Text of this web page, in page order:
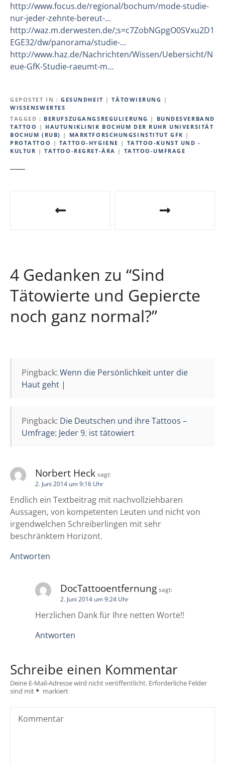
http://www.focus.de/regional/bochum/mode-studie-
nur-jeder-zehnte-bereut-…
http://waz.m.derwesten.de/;s=c7ZobNGpgO0SVxu2D1
EGE32/dw/panorama/studie-…
http://www.haz.de/Nachrichten/Wissen/Uebersicht/N
eue-GfK-Studie-raeumt-m…
GEPOSTET IN GESUNDHEIT |TÄTOWIERUNG |
WISSENSWERTES
TAGGED
BERUFSZUGANGSREGULIERUNG | BUNDESVERBAND
TATTOO | HAUTUNIKLINIK BOCHUM DER RUHR UNIVERSITÄT
BOCHUM (RUB) | MARKTFORSCHUNGSINSTITUT GFK |
PROTATTOO | TATTOO-HYGIENE | TATTOO-KUNST UND -
KULTUR |TATTOO-REGRET-ÄRA | TATTOO-UMFRAGE
r
a
g
n
v
g
a
t
i
o
n
4 Gedanken zu “Sind
Tätowierte und Gepiercte
noch ganz normal?”
Pingback: Wenn die Persönlichkeit unter die
Haut geht |
Pingback: Die Deutschen und ihre Tattoos –
Umfrage: Jeder 9. ist tätowiert
Norbert Heck sagt:
2. Juni 2014 um 9:16 Uhr
Endlich ein Textbeitrag mit nachvollziehbaren
Aussagen, von kompetenten Leuten und nicht von
irgendwelchen Schreiberlingen mit sehr
beschränktem Horizont.
Antworten
DocTattooentfernung sagt:
2. Juni 2014 um 9:24 Uhr
Herzlichen Dank für Ihre netten Worte!!
Antworten
Schreibe einen Kommentar
Deine E-Mail-Adresse wird nicht veröffentlicht. Erforderliche Felder
sind mit
markiert
Kommentar